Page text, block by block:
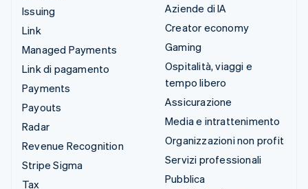
Issuing
Link
Managed Payments
Link di pagamento
Payments
Payouts
Radar
Revenue Recognition
Stripe Sigma
Tax
Aziende di IA
Creator economy
Gaming
Ospitalità, viaggi e
tempo libero
Assicurazione
Media e intrattenimento
Organizzazioni non profit
Servizi professionali
Pubblica